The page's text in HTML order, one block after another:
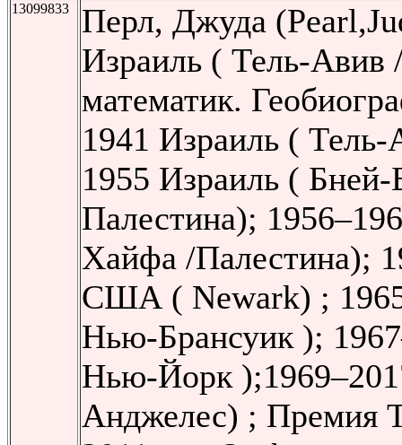
13099833
Перл, Джуда
Израиль ( Тель-Авив
математик.
1941 Израиль (
1955 Израиль ( Бней-
Палестина);
Хайфа /Палестина);
США ( Newark) ;
Нью-Брансуик );
Нью-Йорк
Анджелес) ; Премия